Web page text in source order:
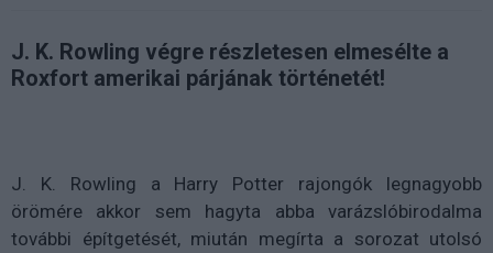
J. K. Rowling végre részletesen elmesélte a
Roxfort amerikai párjának történetét!
J. K. Rowling a Harry Potter rajongók legnagyobb
örömére akkor sem hagyta abba varázslóbirodalma
további építgetését, miután megírta a sorozat utolsó